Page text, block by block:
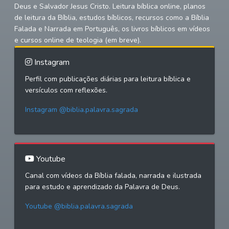
Deus e Salvador Jesus Cristo. Leitura bíblica online, planos
de leitura da Bíblia, estudos bíblicos, recursos como a Bíblia
Falada e Narrada em Português, os livros bíblicos em vídeos
e cursos online de teologia (em breve).
Instagram
Perfil com publicações diárias para leitura bíblica e
versículos com reflexões.
Instagram @biblia.palavra.sagrada
Youtube
Canal com vídeos da Bíblia falada, narrada e ilustrada
para estudo e aprendizado da Palavra de Deus.
Youtube @biblia.palavra.sagrada